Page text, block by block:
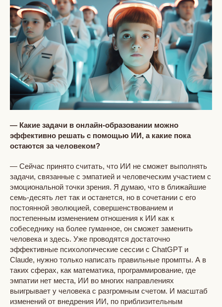
— Какие задачи в онлайн-образовании можно
эффективно решать с помощью ИИ, а какие пока
остаются за человеком?
— Сейчас принято считать, что ИИ не сможет выполнять
задачи, связанные с эмпатией и человеческим участием с
эмоциональной точки зрения. Я думаю, что в ближайшие
семь-десять лет так и останется, но в сочетании с его
постоянной эволюцией, совершенствованием и
постепенным изменением отношения к ИИ как к
собеседнику на более гуманное, он сможет заменить
человека и здесь. Уже проводятся достаточно
эффективные психологические сессии с ChatGPT и
Claude, нужно только написать правильные промпты. А в
таких сферах, как математика, программирование, где
эмпатии нет места, ИИ во многих направлениях
выигрывает у человека с разгромным счетом. И масштаб
изменений от внедрения ИИ, по приблизительным